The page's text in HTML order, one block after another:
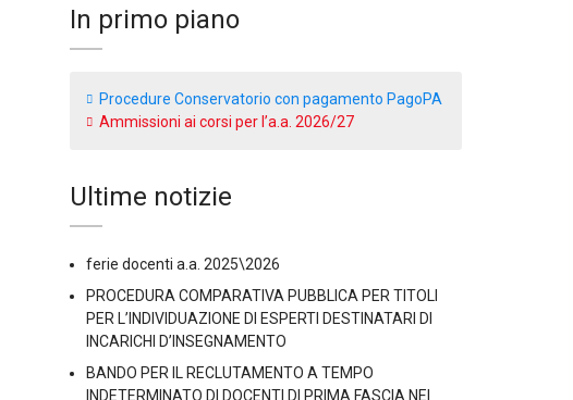
In primo piano
Procedure Conservatorio con pagamento PagoPA
Ammissioni ai corsi per l’a.a. 2026/27
Ultime notizie
ferie docenti a.a. 2025\2026
PROCEDURA COMPARATIVA PUBBLICA PER TITOLI
PER L’INDIVIDUAZIONE DI ESPERTI DESTINATARI DI
INCARICHI D’INSEGNAMENTO
BANDO PER IL RECLUTAMENTO A TEMPO
INDETERMINATO DI DOCENTI DI PRIMA FASCIA NEI